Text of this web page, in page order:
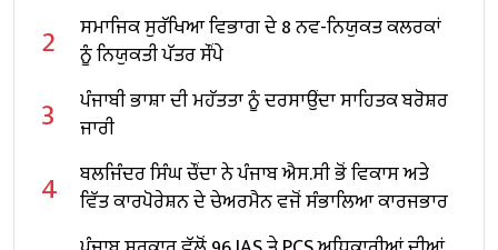
2
ਸਮਾਜਿਕ ਸੁਰੱਖਿਆ ਵਿਭਾਗ ਦੇ 8 ਨਵ-ਨਿਯੁਕਤ ਕਲਰਕਾਂ
ਨੂੰ ਨਿਯੁਕਤੀ ਪੱਤਰ ਸੌਂਪੇ
3
ਪੰਜਾਬੀ ਭਾਸ਼ਾ ਦੀ ਮਹੱਤਤਾ ਨੂੰ ਦਰਸਾਉਂਦਾ ਸਾਹਿਤਕ ਬਰੋਸ਼ਰ
ਜਾਰੀ
4
ਬਲਜਿੰਦਰ ਸਿੰਘ ਚੌਂਦਾ ਨੇ ਪੰਜਾਬ ਐਸ.ਸੀ ਭੋਂ ਵਿਕਾਸ ਅਤੇ
ਵਿੱਤ ਕਾਰਪੋਰੇਸ਼ਨ ਦੇ ਚੇਅਰਮੈਨ ਵਜੋਂ ਸੰਭਾਲਿਆ ਕਾਰਜਭਾਰ